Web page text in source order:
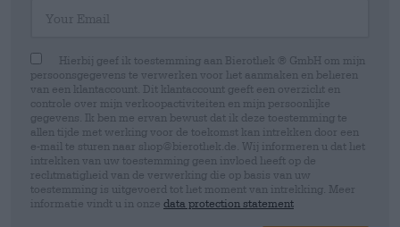
Hierbij geef ik toestemming aan Bierothek ® GmbH om mijn
persoonsgegevens te verwerken voor het aanmaken en beheren
van een klantaccount. Dit klantaccount geeft een overzicht en
controle over mijn verkoopactiviteiten en mijn persoonlijke
gegevens. Ik ben me ervan bewust dat ik deze toestemming te
allen tijde met werking voor de toekomst kan intrekken door een
e-mail te sturen naar shop@bierothek.de. Wij informeren u dat het
intrekken van uw toestemming geen invloed heeft op de
rechtmatigheid van de verwerking die op basis van uw
toestemming is uitgevoerd tot het moment van intrekking. Meer
informatie vindt u in onze data protection statement